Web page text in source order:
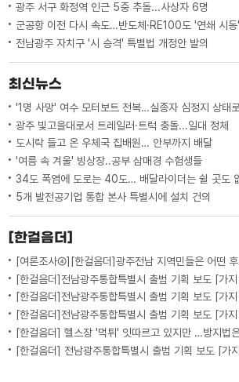
광주 서구 화정역 인근 5중 추돌...사상자 6명
군공항 이전 다시 속도…반도체·RE100도 '연쇄 시동'
전남광주 자치구 '시 승격' 특별법 개정안 발의
최신뉴스
'1명 사망' 여수 모터보트 전복…실종자 심정지 상태
광주 빛고을대로서 트레일러·트럭 충돌...일대 정체
도시락 들고 온 우체국 집배원… 안부까지 배달
'여름 속 겨울' 빙상장..공부 삼매경 수험생들
34도 폭염에 도로는 40도… 배달라이더는 쉴 곳도
5개 발전공기업 통합 본사 특별시에 설치 건의
[한걸음더]